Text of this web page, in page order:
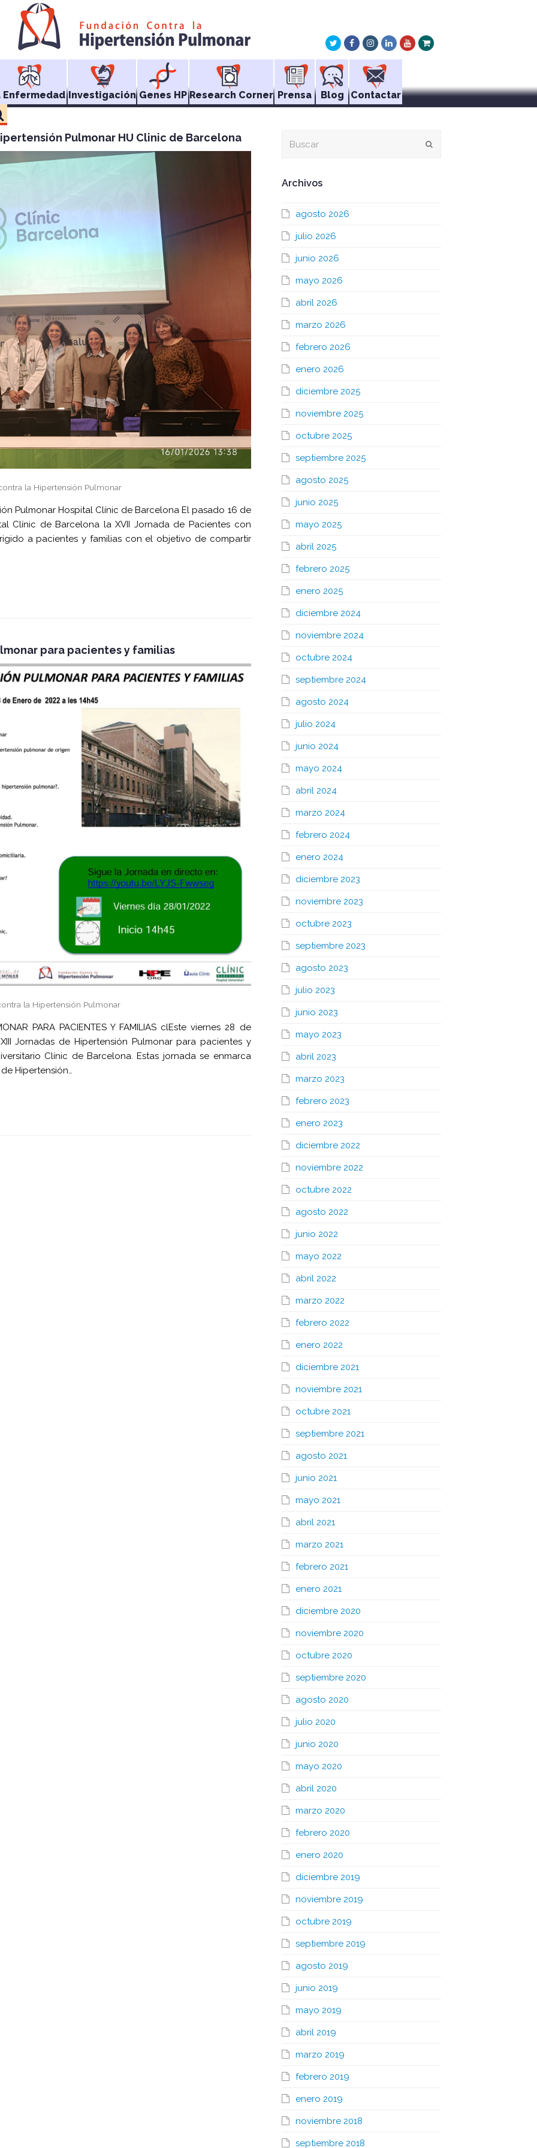
TwitterFacebookInstagram
LinkedInYoutube
Xing
Enfermedad Investigación Genes HP Research Corner Prensa Blog Contactar
Pulmonar HU Clinic de Barcelona
la Hipertensión Pulmonar
Pulmonar Hospital Clínic de Barcelona El pasado 16 de
Clínic de Barcelona la XVII Jornada de Pacientes con
a pacientes y familias con el objetivo de compartir
para pacientes y familias
la Hipertensión Pulmonar
PARA PACIENTES Y FAMILIAS clEste viernes 28 de
Jornadas de Hipertensión Pulmonar para pacientes y
Clínic de Barcelona. Estas jornada se enmarca
Hipertensión…
Archivos
agosto 2026
julio 2026
junio 2026
mayo 2026
abril 2026
marzo 2026
febrero 2026
enero 2026
diciembre 2025
noviembre 2025
octubre 2025
septiembre 2025
agosto 2025
junio 2025
mayo 2025
abril 2025
febrero 2025
enero 2025
diciembre 2024
noviembre 2024
octubre 2024
septiembre 2024
agosto 2024
julio 2024
junio 2024
mayo 2024
abril 2024
marzo 2024
febrero 2024
enero 2024
diciembre 2023
noviembre 2023
octubre 2023
septiembre 2023
agosto 2023
julio 2023
junio 2023
mayo 2023
abril 2023
marzo 2023
febrero 2023
enero 2023
diciembre 2022
noviembre 2022
octubre 2022
agosto 2022
junio 2022
mayo 2022
abril 2022
marzo 2022
febrero 2022
enero 2022
diciembre 2021
noviembre 2021
octubre 2021
septiembre 2021
agosto 2021
junio 2021
mayo 2021
abril 2021
marzo 2021
febrero 2021
enero 2021
diciembre 2020
noviembre 2020
octubre 2020
septiembre 2020
agosto 2020
julio 2020
junio 2020
mayo 2020
abril 2020
marzo 2020
febrero 2020
enero 2020
diciembre 2019
noviembre 2019
octubre 2019
septiembre 2019
agosto 2019
junio 2019
mayo 2019
abril 2019
marzo 2019
febrero 2019
enero 2019
noviembre 2018
septiembre 2018